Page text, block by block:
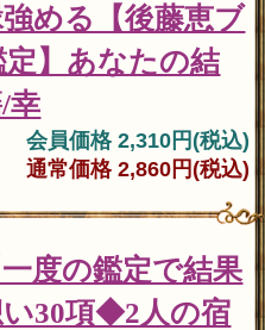
める【後藤恵ブ
】あなたの結
幸
会員価格 2,310円(税込)
通常価格 2,860円(税込)
度の鑑定で結果
30項◆2人の宿